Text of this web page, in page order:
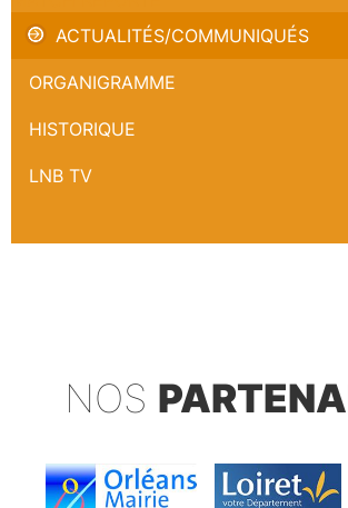
ACTUALITÉS/COMMUNIQUÉS
ORGANIGRAMME
HISTORIQUE
LNB TV
NOS